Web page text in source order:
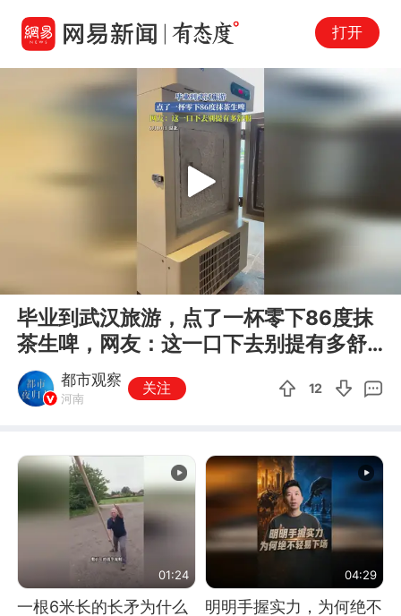
打开
Play
毕业到武汉旅游，点了一杯零下86度抹
茶生啤，网友：这一口下去别提有多舒
服
都市观察
河南
关注 12
01:24
一根6米长的长矛为什么
04:29
明明手握实力，为何绝不